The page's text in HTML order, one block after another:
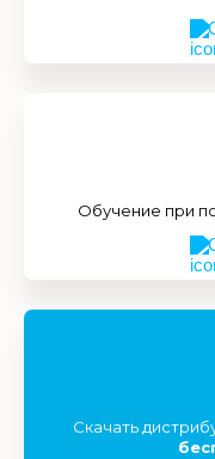
Обучение при
Скачать